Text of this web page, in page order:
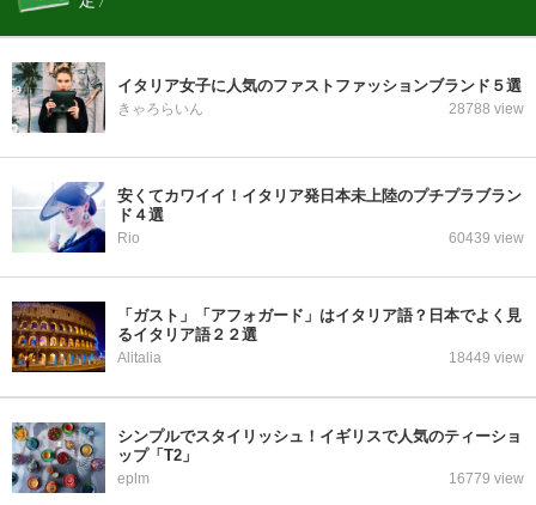
イタリア女子に人気のファストファッションブランド５選
きゃろらいん 28788 view
安くてカワイイ！イタリア発日本未上陸のプチプラブラン
ド４選
Rio 60439 view
「ガスト」「アフォガード」はイタリア語？日本でよく見
るイタリア語２２選
Alitalia 18449 view
シンプルでスタイリッシュ！イギリスで人気のティーショ
ップ「T2」
eplm 16779 view